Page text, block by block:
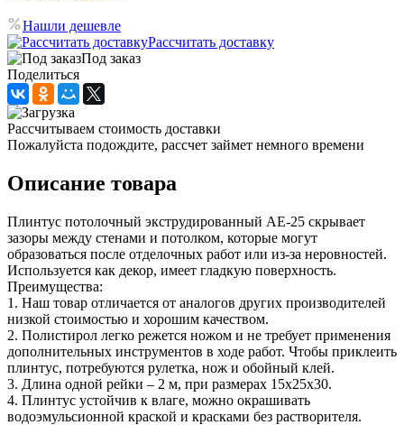
Нашли дешевле
Рассчитать доставку
Под заказ
Поделиться
Рассчитываем стоимость доставки
Пожалуйста подождите, рассчет займет немного времени
Описание товара
Плинтус потолочный экструдированный АЕ-25 скрывает
зазоры между стенами и потолком, которые могут
образоваться после отделочных работ или из-за неровностей.
Используется как декор, имеет гладкую поверхность.
Преимущества:
1. Наш товар отличается от аналогов других производителей
низкой стоимостью и хорошим качеством.
2. Полистирол легко режется ножом и не требует применения
дополнительных инструментов в ходе работ. Чтобы приклеить
плинтус, потребуются рулетка, нож и обойный клей.
3. Длина одной рейки – 2 м, при размерах 15х25х30.
4. Плинтус устойчив к влаге, можно окрашивать
водоэмульсионной краской и красками без растворителя.